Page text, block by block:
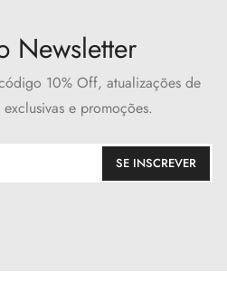
Newsletter
10% Off, atualizações de
e promoções.